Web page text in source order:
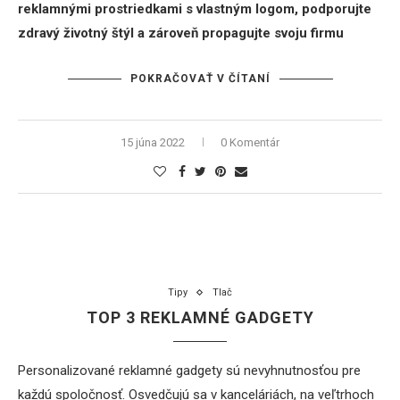
reklamnými prostriedkami s vlastným logom, podporujte
zdravý životný štýl a zároveň propagujte svoju firmu
POKRAČOVAŤ V ČÍTANÍ
15 júna 2022 0 Komentár
Tipy Tlač
TOP 3 REKLAMNÉ GADGETY
Personalizované reklamné gadgety sú nevyhnutnosťou pre
každú spoločnosť. Osvedčujú sa v kanceláriách, na veľtrhoch